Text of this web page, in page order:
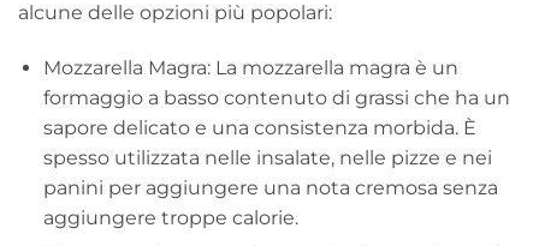
alcune delle opzioni più popolari:
Mozzarella Magra: La mozzarella magra è un
formaggio a basso contenuto di grassi che ha un
sapore delicato e una consistenza morbida. È
spesso utilizzata nelle insalate, nelle pizze e nei
panini per aggiungere una nota cremosa senza
aggiungere troppe calorie.